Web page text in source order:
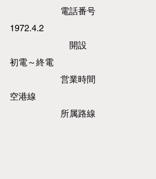
​電話番号
1972.4.2
​開設
初電～終電
営業時間
空港線
所属路線